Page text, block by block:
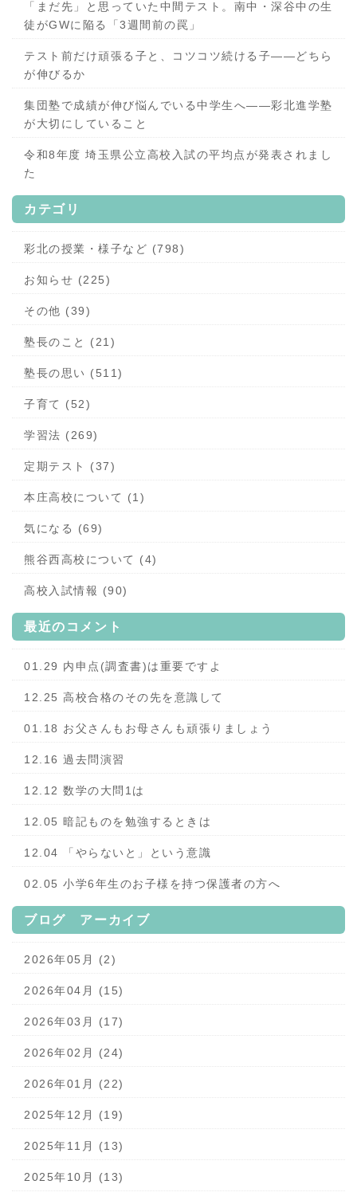
「まだ先」と思っていた中間テスト。南中・深谷中の生
徒がGWに陥る「3週間前の罠」
テスト前だけ頑張る子と、コツコツ続ける子——どちら
が伸びるか
集団塾で成績が伸び悩んでいる中学生へ——彩北進学塾
が大切にしていること
令和8年度 埼玉県公立高校入試の平均点が発表されまし
た
カテゴリ
彩北の授業・様子など (798)
お知らせ (225)
その他 (39)
塾長のこと (21)
塾長の思い (511)
子育て (52)
学習法 (269)
定期テスト (37)
本庄高校について (1)
気になる (69)
熊谷西高校について (4)
高校入試情報 (90)
最近のコメント
01.29 内申点(調査書)は重要ですよ
12.25 高校合格のその先を意識して
01.18 お父さんもお母さんも頑張りましょう
12.16 過去問演習
12.12 数学の大問1は
12.05 暗記ものを勉強するときは
12.04 「やらないと」という意識
02.05 小学6年生のお子様を持つ保護者の方へ
ブログ アーカイブ
2026年05月 (2)
2026年04月 (15)
2026年03月 (17)
2026年02月 (24)
2026年01月 (22)
2025年12月 (19)
2025年11月 (13)
2025年10月 (13)